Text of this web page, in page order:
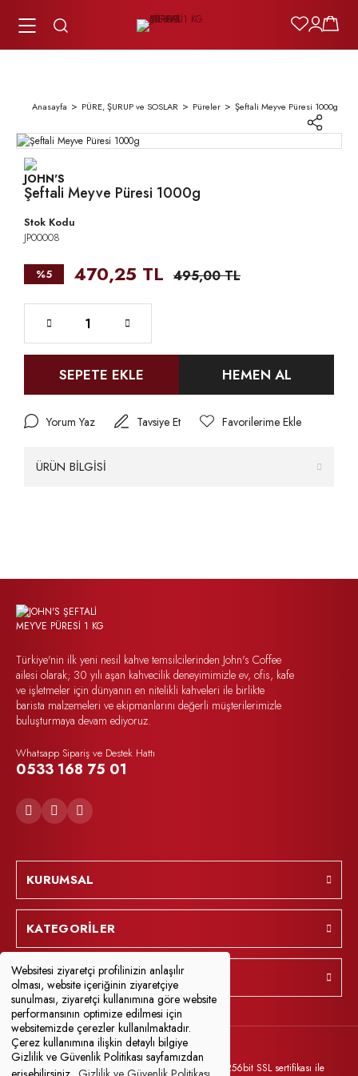
Websitesi ziyaretçi profilinizin anlaşılır
olması, website içeriğinin ziyaretçiye
sunulması, ziyaretçi kullanımına göre website
performansının optimize edilmesi için
websitemizde çerezler kullanılmaktadır.
Çerez kullanımına ilişkin detaylı bilgiye
Gizlilik ve Güvenlik Politikası sayfamızdan
Anasayfa PÜRE, ŞURUP ve SOSLAR Püreler Şeftali Meyve Püresi 1000g
Şeftali Meyve Püresi 1000g
Stok Kodu
JP00008
%5 470,25 TL 495,00 TL
SEPETE EKLE HEMEN AL
Yorum Yaz Tavsiye Et
ÜRÜN BİLGİSİ
Türkiye'nin ilk yeni nesil kahve temsilcilerinden John's Coffee
ailesi olarak; 30 yılı aşan kahvecilik deneyimimizle ev, ofis, kafe
ve işletmeler için dünyanın en nitelikli kahveleri ile birlikte
barista malzemeleri ve ekipmanlarını değerli müşterilerimizle
buluşturmaya devam ediyoruz.
Whatsapp Sipariş ve Destek Hattı
0533 168 75 01
KURUMSAL
KATEGORİLER
YARDIM
© Tüm Hakları Saklıdır. Kredi kartı bilgileriniz 256bit SSL sertifikası ile